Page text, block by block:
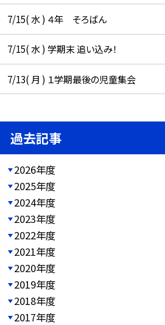
7/15( 水 ) ４年 そろばん
7/15( 水 ) 学期末 追い込み！
7/13( 月 ) １学期最後の児童集会
過去記事
2026年度
2025年度
2024年度
2023年度
2022年度
2021年度
2020年度
2019年度
2018年度
2017年度